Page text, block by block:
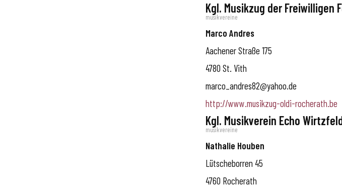
Kgl. Musikzug der Freiwilligen
musikvereine
Marco Andres
Aachener Straße 175
4780 St. Vith
marco_andres82@yahoo.de
http://www.musikzug-oldi-rocherath.be
Kgl. Musikverein Echo
musikvereine
Nathalie Houben
Lütscheborren 45
4760 Rocherath